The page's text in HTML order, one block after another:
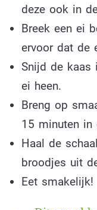
deze ook in
Breek een ei
ervoor dat de
Snijd de kaas
ei heen.
Breng op
15 minuten in
Haal de
broodjes uit
Eet smakelijk!